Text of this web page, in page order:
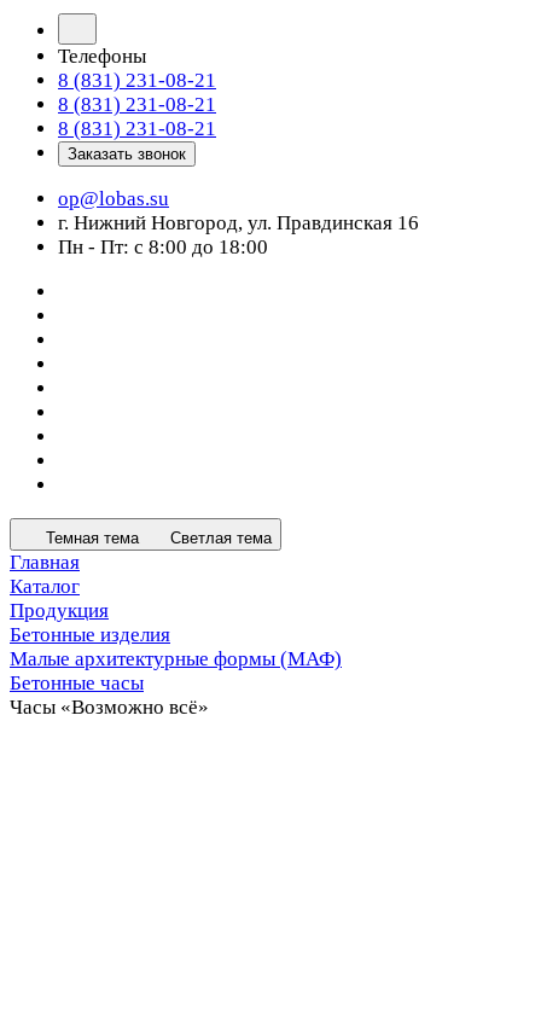
Телефоны
8 (831) 231-08-21
8 (831) 231-08-21
8 (831) 231-08-21
Заказать звонок
op@lobas.su
г. Нижний Новгород, ул. Правдинская 16
Пн - Пт: с 8:00 до 18:00
Темная тема Светлая тема
Главная
Каталог
Продукция
Бетонные изделия
Малые архитектурные формы (МАФ)
Бетонные часы
Часы «Возможно всё»